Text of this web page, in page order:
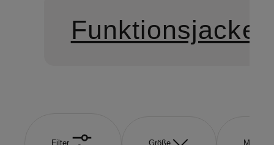
Funktionsjacken
Filter Größe Marke